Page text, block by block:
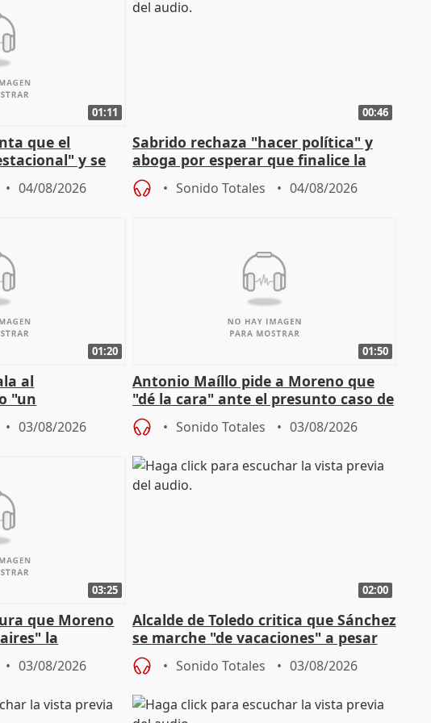
01:11
que el
y se
el verano
04/08/2026
00:46
Sabrido rechaza "hacer política" y
aboga por esperar que finalice la
investigación del incendio
Sonido Totales 04/08/2026
01:20
al
"un
viviendas de
03/08/2026
01:50
Antonio Maíllo pide a Moreno que
"dé la cara" ante el presunto caso de
acoso del CEO de ADM
Sonido Totales 03/08/2026
03:25
que Moreno
la
con SMA
03/08/2026
02:00
Alcalde de Toledo critica que Sánchez
se marche "de vacaciones" a pesar
de la crisis migratoria
Sonido Totales 03/08/2026